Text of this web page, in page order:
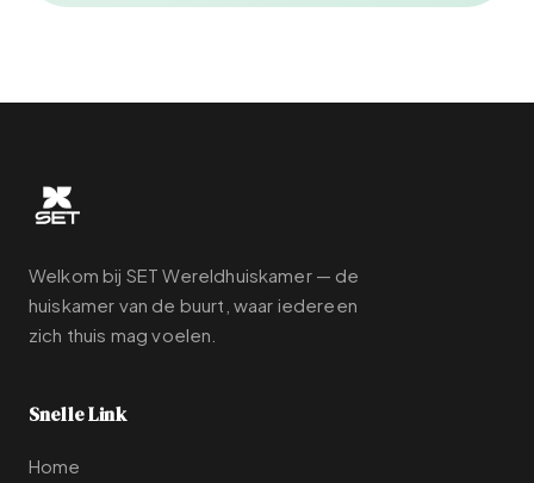
Welkom bij SET Wereldhuiskamer — de
huiskamer van de buurt, waar iedereen
zich thuis mag voelen.
Snelle Link
Home